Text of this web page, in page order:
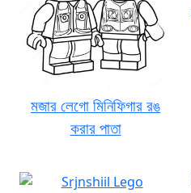
মজার লেগো মিনিফিগার রঙ
করার পাতা